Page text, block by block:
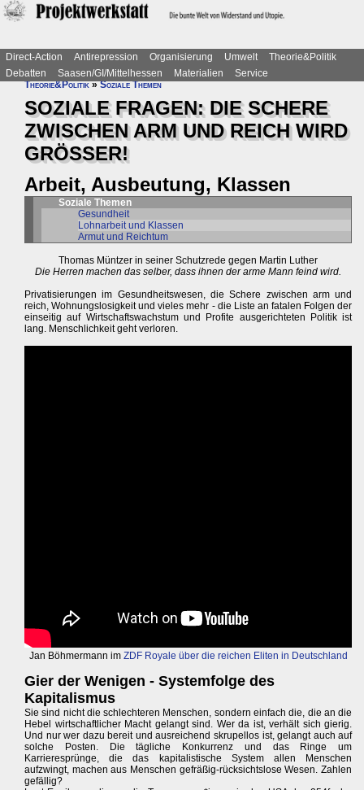
Direct-Action Antirepression Organisierung Umwelt
Theorie&Politik
Debatten
Saasen/GI/Mittelhessen Materialien
Service
Theorie&Politik»Soziale Themen
SOZIALE FRAGEN: DIE SCHERE
ZWISCHEN ARM UND REICH WIRD
GRÖSSER!
Arbeit, Ausbeutung, Klassen
Soziale Themen
Gesundheit
Lohnarbeit und Klassen
Armut und Reichtum
Thomas Müntzer in seiner Schutzrede gegen Martin Luther
Die Herren machen das selber, dass ihnen der arme Mann feind wird.
Privatisierungen im Gesundheitswesen, die Schere zwischen arm und
reich, Wohnungslosigkeit und vieles mehr - die Liste an fatalen Folgen der
einseitig auf Wirtschaftswachstum und Profite ausgerichteten Politik ist
lang. Menschlichkeit geht verloren.
Jan Böhmermann im ZDF Royale über die reichen Eliten in Deutschland
Gier der Wenigen - Systemfolge des
Kapitalismus
Sie sind nicht die schlechteren Menschen, sondern einfach die, die an die
Hebel wirtschaftlicher Macht gelangt sind. Wer da ist, verhält sich gierig.
Und nur wer dazu bereit und ausreichend skrupellos ist, gelangt auch auf
solche Posten. Die tägliche Konkurrenz und das Ringe um
Karrieresprünge, die das kapitalistische System allen Menschen
aufzwingt, machen aus Menschen gefräßig-rücksichtslose Wesen. Zahlen
gefällig?